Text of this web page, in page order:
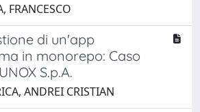
FRANCESCO
di un'app
in monorepo: Caso
S.p.A.
ANDREI CRISTIAN